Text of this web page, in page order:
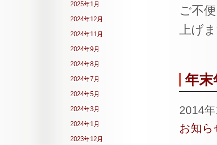
ご不
上げ
年末
2014
お知ら
2025年1月
2024年12月
2024年11月
2024年9月
2024年8月
2024年7月
2024年5月
2024年3月
2024年1月
2023年12月